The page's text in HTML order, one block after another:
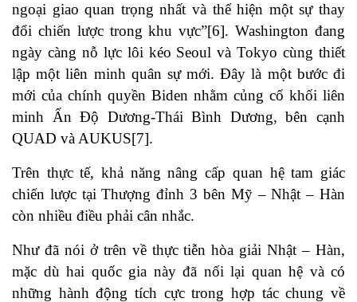
ngoại giao quan trọng nhất và thể hiện một sự thay
đổi chiến lược trong khu vực”[6]. Washington đang
ngày càng nỗ lực lôi kéo Seoul và Tokyo cùng thiết
lập một liên minh quân sự mới. Đây là một bước đi
mới của chính quyền Biden nhằm củng cố khối liên
minh Ấn Độ Dương-Thái Bình Dương, bên cạnh
QUAD và AUKUS[7].
Trên thực tế, khả năng nâng cấp quan hệ tam giác
chiến lược tại Thượng đỉnh 3 bên Mỹ – Nhật – Hàn
còn nhiều điều phải cân nhắc.
Như đã nói ở trên về thực tiễn hòa giải Nhật – Hàn,
mặc dù hai quốc gia này đã nối lại quan hệ và có
những hành động tích cực trong hợp tác chung về